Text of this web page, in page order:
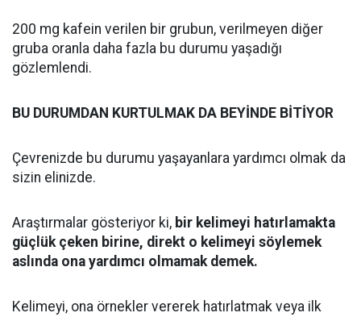
200 mg kafein verilen bir grubun, verilmeyen diğer
gruba oranla daha fazla bu durumu yaşadığı
gözlemlendi.
BU DURUMDAN KURTULMAK DA BEYİNDE BİTİYOR
Çevrenizde bu durumu yaşayanlara yardımcı olmak da
sizin elinizde.
Araştırmalar gösteriyor ki, bir kelimeyi hatırlamakta
güçlük çeken birine, direkt o kelimeyi söylemek
aslında ona yardımcı olmamak demek.
Kelimeyi, ona örnekler vererek hatırlatmak veya ilk